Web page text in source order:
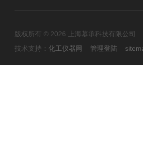
版权所有 © 2026 上海慕承科技有限公司
技术支持： 化工仪器网 管理登陆